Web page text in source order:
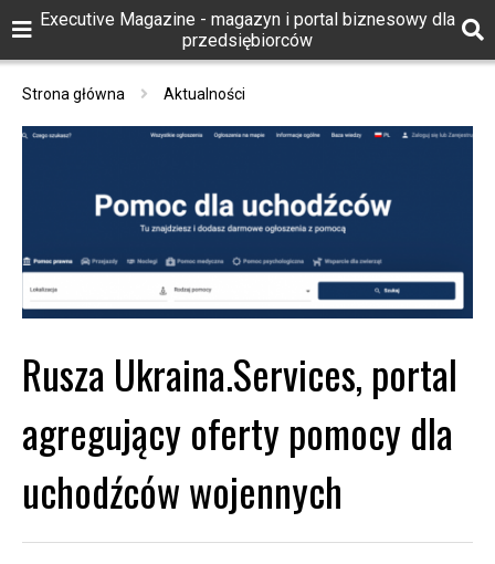
Executive Magazine - magazyn i portal biznesowy dla
przedsiębiorców
Strona główna Aktualności
Rusza Ukraina.Services, portal
agregujący oferty pomocy dla
uchodźców wojennych